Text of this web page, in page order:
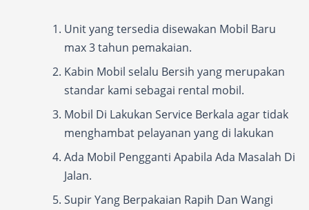
Unit yang tersedia disewakan Mobil Baru
max 3 tahun pemakaian.
Kabin Mobil selalu Bersih yang merupakan
standar kami sebagai rental mobil.
Mobil Di Lakukan Service Berkala agar tidak
menghambat pelayanan yang di lakukan
Ada Mobil Pengganti Apabila Ada Masalah Di
Jalan.
Supir Yang Berpakaian Rapih Dan Wangi